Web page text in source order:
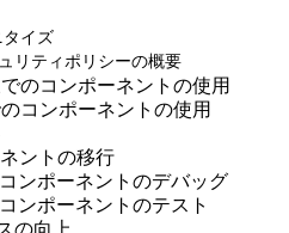
タイズ
リティポリシーの概要
でのコンポーネントの使用
のコンポーネントの使用
ントの移行
ンポーネントのデバッグ
ンポーネントのテスト
の向上